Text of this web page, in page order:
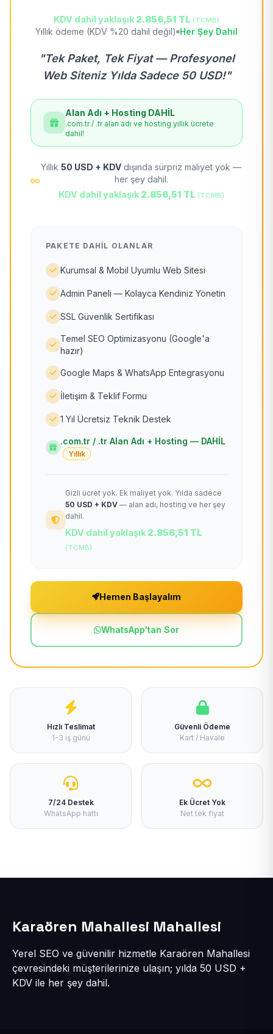
KDV dahil yaklaşık 2.856,51 TL (TCMB)
Yıllık ödeme (KDV %20 dahil değil) Her Şey Dahil
"Tek Paket, Tek Fiyat — Profesyonel
Web Siteniz Yılda Sadece 50 USD!"
Alan Adı + Hosting DAHİL
.com.tr / .tr alan adı ve hosting yıllık ücrete
dahil!
Yıllık 50 USD + KDV dışında sürpriz maliyet yok —
her şey dahil.
KDV dahil yaklaşık 2.856,51 TL (TCMB)
PAKETE DAHIL OLANLAR
Kurumsal & Mobil Uyumlu Web Sitesi
Admin Paneli — Kolayca Kendiniz Yönetin
SSL Güvenlik Sertifikası
Temel SEO Optimizasyonu (Google'a
hazır)
Google Maps & WhatsApp Entegrasyonu
İletişim & Teklif Formu
1 Yıl Ücretsiz Teknik Destek
.com.tr / .tr Alan Adı + Hosting — DAHİL
Yıllık
Gizli ücret yok. Ek maliyet yok. Yılda sadece
50 USD + KDV — alan adı, hosting ve her şey
dahil.
KDV dahil yaklaşık 2.856,51 TL
(TCMB)
Hemen Başlayalım
WhatsApp'tan Sor
Hızlı Teslimat
1-3 iş günü
Güvenli Ödeme
Kart / Havale
7/24 Destek
WhatsApp hattı
Ek Ücret Yok
Net tek fiyat
Karaören Mahallesi Mahallesi
Yerel SEO ve güvenilir hizmetle Karaören Mahallesi
çevresindeki müşterilerinize ulaşın; yılda 50 USD +
KDV ile her şey dahil.